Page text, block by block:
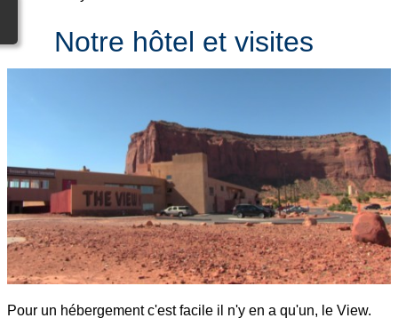
Notre hôtel et visites
Pour un hébergement c'est facile il n'y en a qu'un, le View.